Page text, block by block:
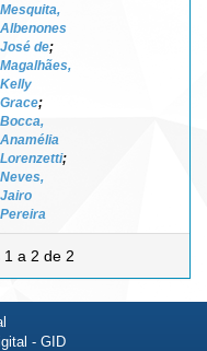
Mesquita,
Albenones
José de;
Magalhães,
Kelly
Grace;
Bocca,
Anamélia
Lorenzetti;
Neves,
Jairo
Pereira
a 2 de 2
- GID